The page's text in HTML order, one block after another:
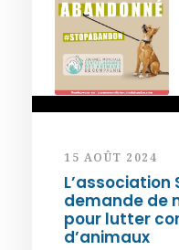
15 AOÛT 2024
demande de
pour lutter
d’animaux